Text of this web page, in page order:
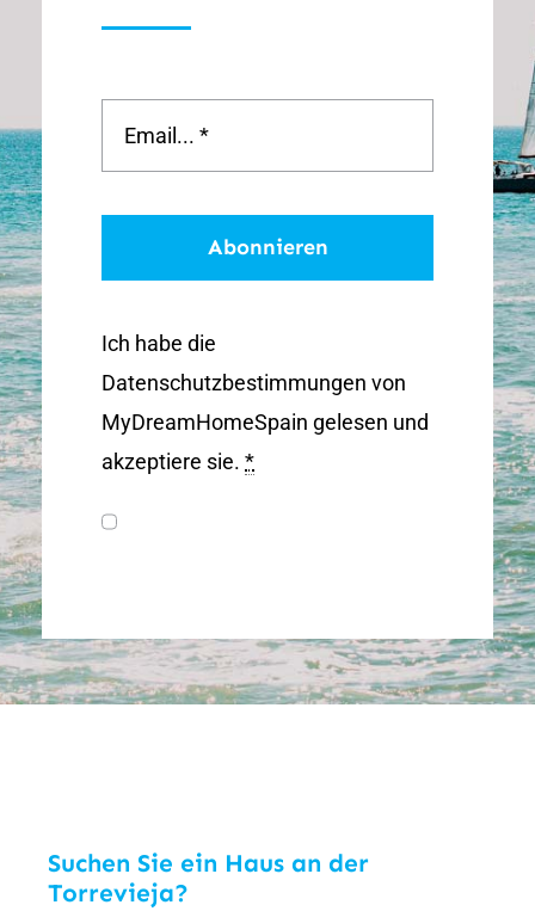
Abonnieren
Ich habe die
Datenschutzbestimmungen von
MyDreamHomeSpain gelesen und
akzeptiere sie. *
Suchen Sie ein Haus an der
Torrevieja?